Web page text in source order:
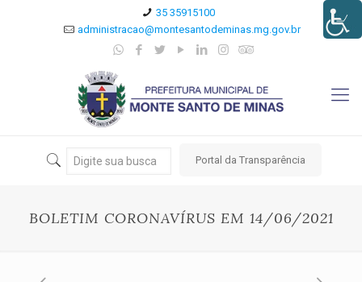
35 35915100
administracao@montesantodeminas.mg.gov.br
Portal da Transparência
BOLETIM CORONAVÍRUS EM 14/06/2021